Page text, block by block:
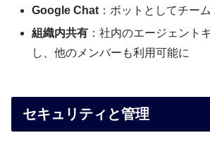
Google Chat ：ボットとしてチー
組織内共有 ：社内のエージェント
し、他のメンバーも利用可能に
セキュリティと管理